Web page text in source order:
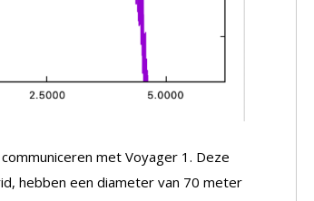
met Voyager 1. Deze
hebben een diameter van 70 meter